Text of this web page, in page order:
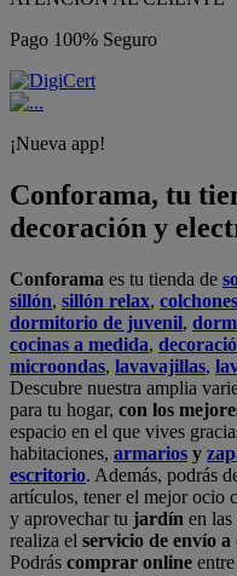
Pago 100% Seguro
¡Nueva app!
Conforama, tu
decoración y
Conforama es tu tienda de
sillón, sillón relax, colchones
dormitorio de juvenil,
cocinas a medida,
microondas, lavavajillas,
Descubre nuestra amplia
para tu hogar, con los
espacio en el que vives
habitaciones, armarios y
escritorio. Además, podrás
artículos, tener el mejor ocio
y aprovechar tu jardín en
realiza el servicio de envío
Podrás comprar online